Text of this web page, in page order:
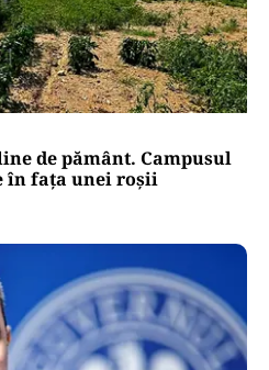
de pământ. Campusul
în fața unei roșii